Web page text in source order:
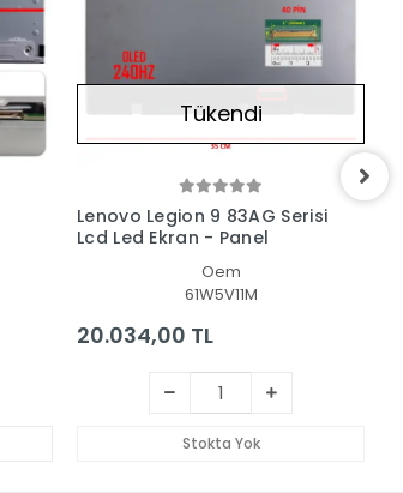
Tükendi
Lenovo Legion 9 83AG Serisi
Lcd Led Ekran - Panel
Oem
61W5V11M
20.034,00 TL
Stokta Yok